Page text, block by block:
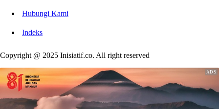
Hubungi Kami
Indeks
Copyright @ 2025 Inisiatif.co. All right reserved